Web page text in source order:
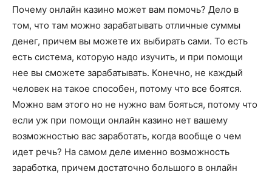
Почему онлайн казино может вам помочь? Дело в
том, что там можно зарабатывать отличные суммы
денег, причем вы можете их выбирать сами. То есть
есть система, которую надо изучить, и при помощи
нее вы сможете зарабатывать. Конечно, не каждый
человек на такое способен, потому что все боятся.
Можно вам этого но не нужно вам бояться, потому что
если уж при помощи онлайн казино нет вашему
возможностью вас заработать, когда вообще о чем
идет речь? На самом деле именно возможность
заработка, причем достаточно большого в онлайн